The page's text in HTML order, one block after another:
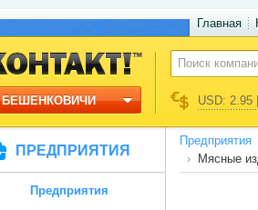
Главная
БЕШЕНКОВИЧИ USD: 2.95
ПРЕДПРИЯТИЯ
Предприятия
Предприятия
Мясные